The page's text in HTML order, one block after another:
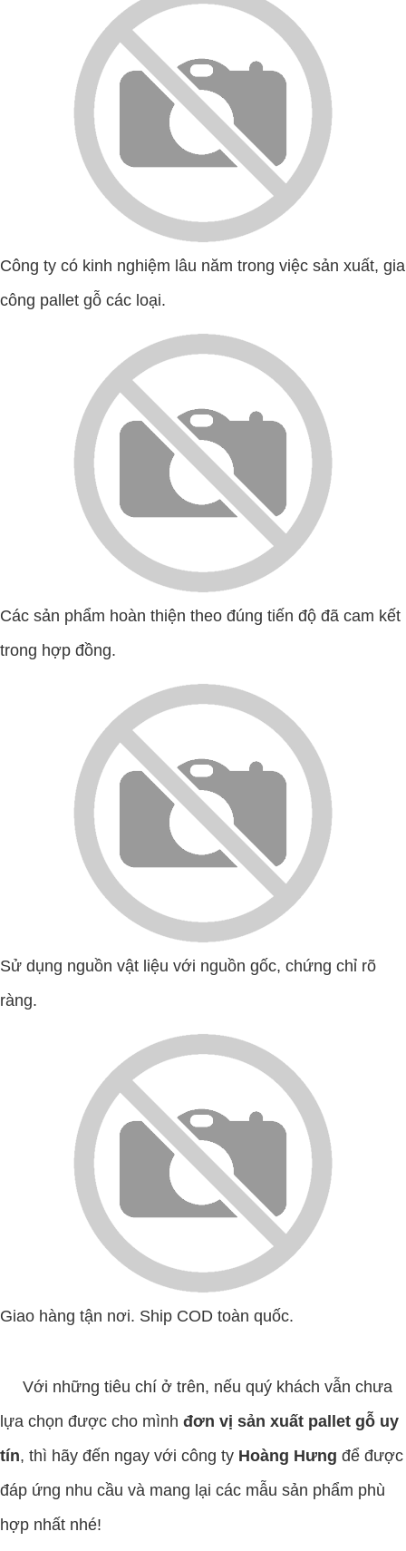
Công ty có kinh nghiệm lâu năm trong việc sản xuất, gia
công pallet gỗ các loại.
Các sản phẩm hoàn thiện theo đúng tiến độ đã cam kết
trong hợp đồng.
Sử dụng nguồn vật liệu với nguồn gốc, chứng chỉ rõ
ràng.
Giao hàng tận nơi. Ship COD toàn quốc.
Với những tiêu chí ở trên, nếu quý khách vẫn chưa
lựa chọn được cho mình đơn vị sản xuất pallet gỗ uy
tín, thì hãy đến ngay với công ty Hoàng Hưng để được
đáp ứng nhu cầu và mang lại các mẫu sản phẩm phù
hợp nhất nhé!